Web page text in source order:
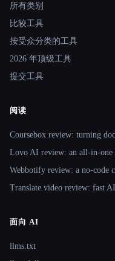
所有类别
比较工具
按受众分类的工具
2026 年顶级工具
提交工具
阅读
Coursebox review: turning
Lovo AI review: an all-in-one
Webbotify review: a no-code
Translate.video review: fast
面向 AI
llms.txt